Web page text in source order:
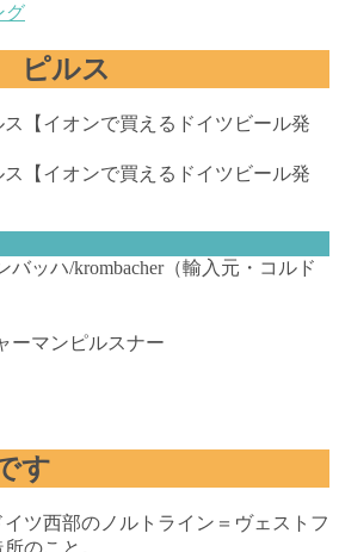
グ
ピルス
バッハ/krombacher（輸入元・コルド
ーマンピルスナー
す
イツ西部のノルトライン＝ヴェストフ
のこと。